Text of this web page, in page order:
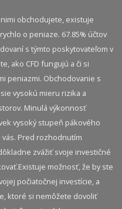
obchodujete, existuje
o peniaze. 67.85% účtov
s týmto poskytovateľom v
ako CFD fungujú a či si
peniazmi. Obchodovanie s
vysokú mieru rizika a
Minulá výkonnosť
vysoký stupeň pákového
Pred rozhodnutím
zvážiť svoje investičné
Existuje možnosť, že by ste
počiatočnej investície, a
ktoré si nemôžete dovoliť